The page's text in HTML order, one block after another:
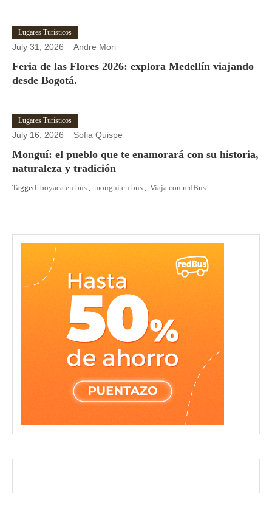
Lugares Turísticos
July 31, 2026 Andre Mori
Feria de las Flores 2026: explora Medellín viajando
desde Bogotá.
Lugares Turísticos
July 16, 2026 Sofia Quispe
Monguí: el pueblo que te enamorará con su historia,
naturaleza y tradición
Tagged boyaca en bus , mongui en bus , Viaja con redBus